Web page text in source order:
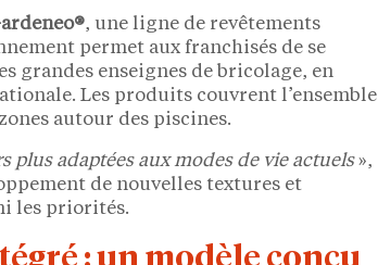
, une ligne de revêtements
permet aux franchisés de se
grandes enseignes de bricolage, en
Les produits couvrent l’ensemble
autour des piscines.
plus adaptées aux modes de vie actuels»,
de nouvelles textures et
les priorités.